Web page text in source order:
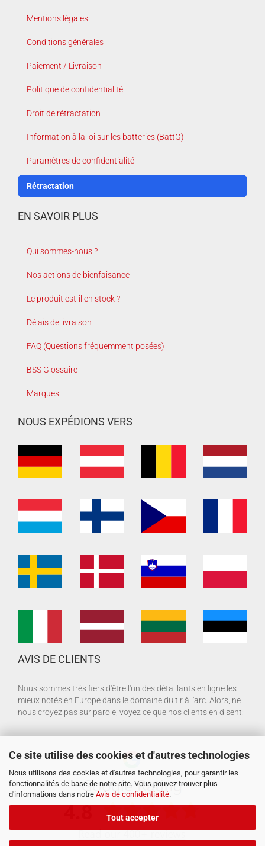
Ce site utilise des cookies et d'autres technologies
Nous utilisons des cookies et d'autres technologies, pour garantir les
fonctionnalités de base de notre site. Vous pouvez trouver plus
d'informations dans notre Avis de confidentialité.
Tout accepter
Mentions légales
Conditions générales
Paiement / Livraison
Politique de confidentialité
Droit de rétractation
Information à la loi sur les batteries (BattG)
Paramètres de confidentialité
Rétractation
EN SAVOIR PLUS
Qui sommes-nous ?
Nos actions de bienfaisance
Le produit est-il en stock ?
Délais de livraison
FAQ (Questions fréquemment posées)
BSS Glossaire
Marques
NOUS EXPÉDIONS VERS
AVIS DE CLIENTS
Nous sommes très fiers d'être l'un des détaillants en ligne les
mieux notés en Europe dans le domaine du tir à l'arc. Alors, ne
nous croyez pas sur parole, voyez ce que nos clients en disent: